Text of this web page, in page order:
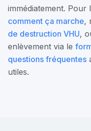
immédiatement.
comment ça marche,
de destruction VHU,
enlèvement via le
questions fréquentes
utiles.